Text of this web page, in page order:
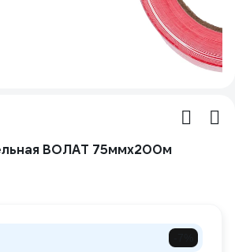
ВОЛАТ 75ммх200м